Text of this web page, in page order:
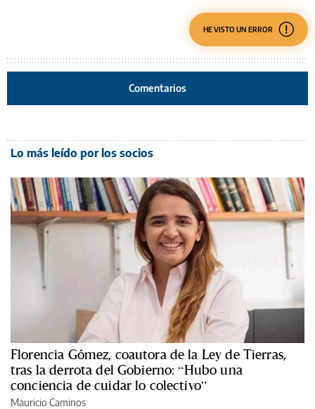
HE VISTO UN ERROR
Comentarios
Lo más leído por los socios
Florencia Gómez, coautora de la Ley de Tierras,
tras la derrota del Gobierno: “Hubo una
conciencia de cuidar lo colectivo”
Mauricio Caminos